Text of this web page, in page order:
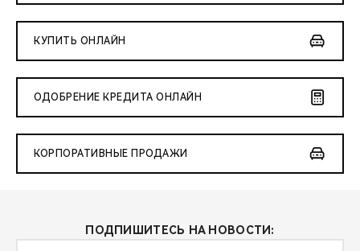
КУПИТЬ ОНЛАЙН
ОДОБРЕНИЕ КРЕДИТА ОНЛАЙН
КОРПОРАТИВНЫЕ ПРОДАЖИ
ПОДПИШИТЕСЬ НА НОВОСТИ: